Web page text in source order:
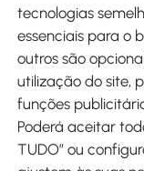
Métodos de
Envio
tecnologias
essenciais para o
outros são
utilização do site,
funções
Poderá aceitar
TUDO” ou